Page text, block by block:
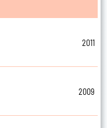
2011
2009